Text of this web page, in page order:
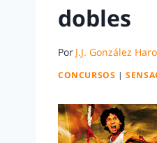
dobles
Por J.J. González Haro
CONCURSOS |